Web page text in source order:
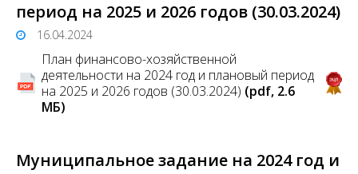
период на 2025 и 2026 годов (30.03.2024)
16.04.2024
План финансово-хозяйственной
деятельности на 2024 год и плановый период
на 2025 и 2026 годов (30.03.2024) (pdf, 2.6
MБ)
Муниципальное задание на 2024 год и